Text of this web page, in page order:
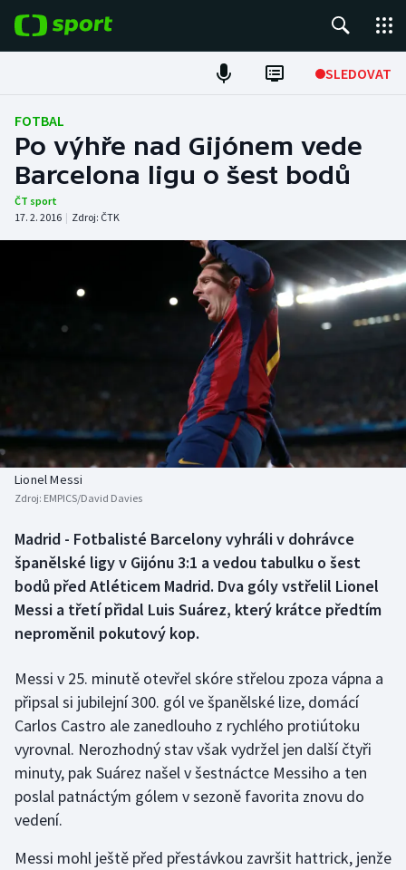
SLEDOVAT
Fotbal
Hokej
Tenis
Atletika
Cyklistika
DALŠÍ SPORTY
Baseball a softbal
Basketbal
Biatlon
Boby a skeleton
Box
Curling
Dostihy
Florbal
Futsal
Golf
Gymnastika
Soutěže
Historické návraty
Aplikace ČT sport
AZ kvíz
FOTBAL
Po výhře nad Gijónem vede
Barcelona ligu o šest bodů
ČT sport
17. 2. 2016 | Zdroj: ČTK
Lionel Messi
Zdroj: EMPICS/David Davies
Madrid - Fotbalisté Barcelony vyhráli v dohrávce
španělské ligy v Gijónu 3:1 a vedou tabulku o šest
bodů před Atléticem Madrid. Dva góly vstřelil Lionel
Messi a třetí přidal Luis Suárez, který krátce předtím
neproměnil pokutový kop.
Messi v 25. minutě otevřel skóre střelou zpoza vápna a
připsal si jubilejní 300. gól ve španělské lize, domácí
Carlos Castro ale zanedlouho z rychlého protiútoku
vyrovnal. Nerozhodný stav však vydržel jen další čtyři
minuty, pak Suárez našel v šestnáctce Messiho a ten
poslal patnáctým gólem v sezoně favorita znovu do
vedení.
Messi mohl ještě před přestávkou završit hattrick, jenže